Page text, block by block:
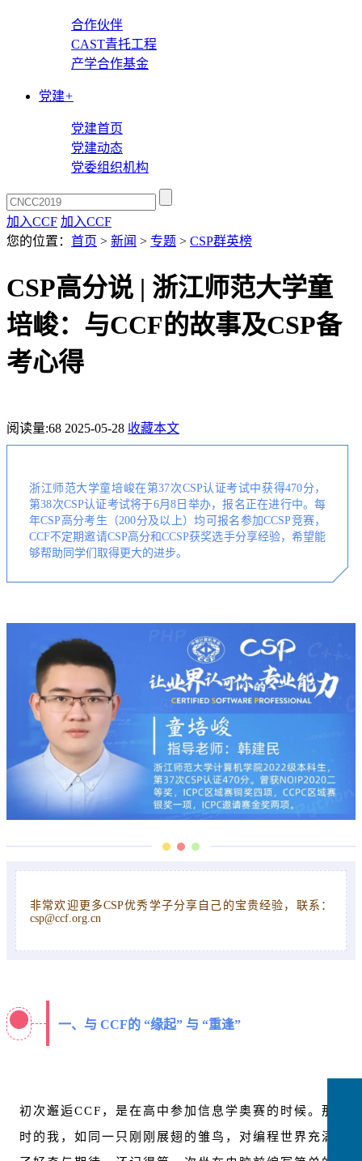
合作伙伴
CAST青托工程
产学合作基金
党建+
党建首页
党建动态
党委组织机构
加入CCF 加入CCF
您的位置： 首页 > 新闻 > 专题 > CSP群英榜
CSP高分说 | 浙江师范大学童
培峻：与CCF的故事及CSP备
考心得
阅读量:68 2025-05-28 收藏本文
浙江师范大学童培峻在第37次CSP认证考试中获得470分，
第38次CSP认证考试将于6月8日举办，报名正在进行中。每
年CSP高分考生（200分及以上）均可报名参加CCSP竞赛，
CCF不定期邀请CSP高分和CCSP获奖选手分享经验，希望能
够帮助同学们取得更大的进步。
非常欢迎更多CSP优秀学子分享自己的宝贵经验，联系：
csp@ccf.org.cn
一、与 CCF的 “缘起” 与 “重逢”
初次邂逅CCF，是在高中参加 信息学奥赛的时候。那
时的我，如同一只刚刚展翅的雏鸟，对编程世界充满